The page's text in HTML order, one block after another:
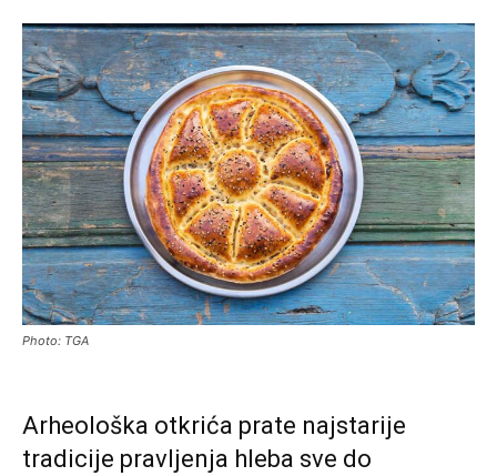
Photo: TGA
Arheološka otkrića prate najstarije
tradicije pravljenja hleba sve do